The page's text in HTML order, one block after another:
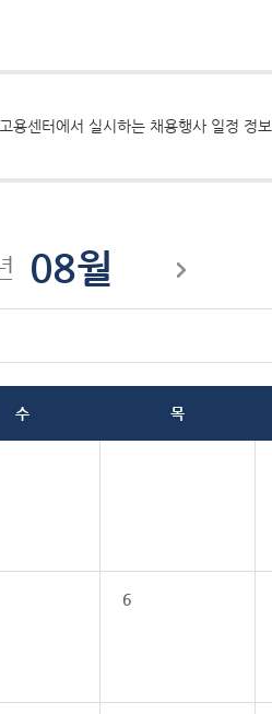
용센터에서 실시하는 채용행사 일정 정
08월
수 목
6